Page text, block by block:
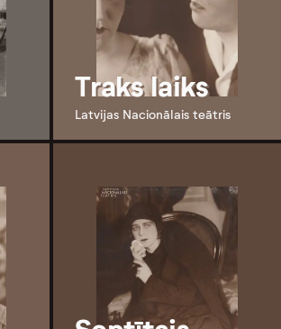
Traks laiks
Latvijas Nacionālais teātris